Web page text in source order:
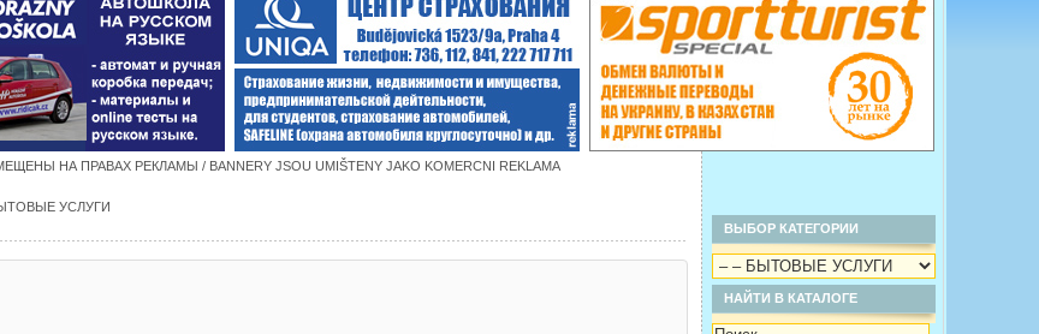
НА ПРАВАХ РЕКЛАМЫ / BANNERY JSOU UMIŠTENY JAKO KOMERCNI REKLAMA
УСЛУГИ
ВЫБОР КАТЕГОРИИ
НАЙТИ В КАТАЛОГЕ